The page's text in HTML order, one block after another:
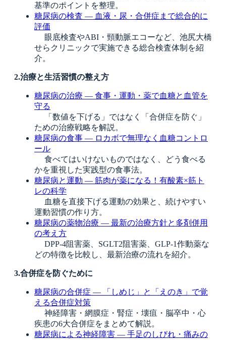
基準のポイントを整理。
糖尿病の検査 ― 血液・尿・合併症まで総合的に
評価
眼底検査やABI・頸動脈エコーなど、池尻大橋
せらクリニックで実施できる総合検査体制を紹
介。
2.治療と生活習慣の整え方
糖尿病の治療 ― 食事・運動・薬で血糖と血管を
守る
「数値を下げる」ではなく「合併症を防ぐ」
ための治療戦略を解説。
糖尿病の食事 ― ロカボで無理なく血糖コントロ
ール
食べてはいけないものではなく、どう食べる
かを重視した実践型の食事法。
糖尿病と運動 ― 筋肉が薬になる！有酸素×筋ト
レの科学
血糖を直接下げる運動の効果と、続けやすい
運動習慣の作り方。
糖尿病の薬物治療 ― 最新の治療方針と多剤併用
の考え方
DPP-4阻害薬、SGLT2阻害薬、GLP-1作動薬な
どの特徴を比較し、最新治療の流れを紹介。
3.合併症を防ぐために
糖尿病の合併症 ― 「しめじ」と「えのき」で覚
える合併症対策
神経障害・網膜症・腎症・壊疽・脳卒中・心
疾患の6大合併症をまとめて解説。
糖尿病による神経障害 ― 手足のしびれ・痛みの